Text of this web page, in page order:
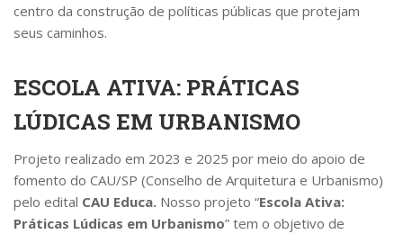
centro da construção de políticas públicas que protejam
seus caminhos.
ESCOLA ATIVA: PRÁTICAS
LÚDICAS EM URBANISMO
Projeto realizado em 2023 e 2025 por meio do apoio de
fomento do CAU/SP (Conselho de Arquitetura e Urbanismo)
pelo edital CAU Educa. Nosso projeto “Escola Ativa:
Práticas Lúdicas em Urbanismo” tem o objetivo de